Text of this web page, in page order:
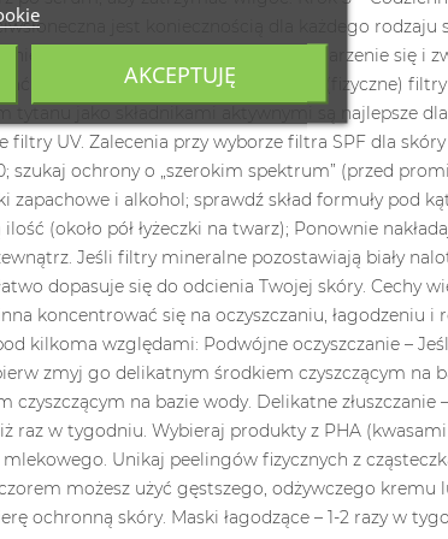
AKCEPTUJĘ